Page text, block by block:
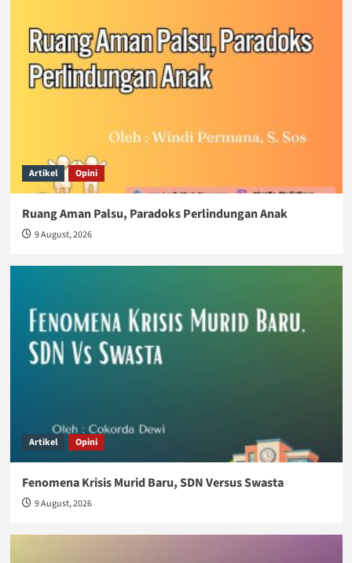
Artikel Opini
Ruang Aman Palsu, Paradoks Perlindungan Anak
9 August, 2026
Artikel Opini
Fenomena Krisis Murid Baru, SDN Versus Swasta
9 August, 2026